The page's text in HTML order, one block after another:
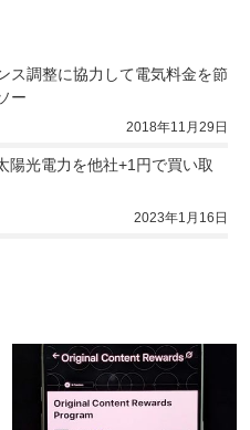
ス調整に協力して電気料金を節
ー
2018年11月29日
陽光電力を他社+1円で買い取
2023年1月16日